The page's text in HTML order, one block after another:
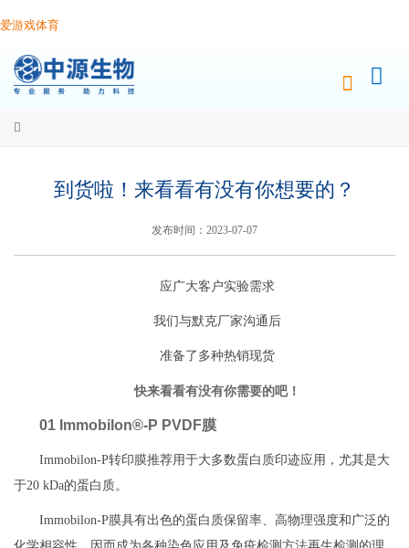
爱游戏体育
到货啦！来看看有没有你想要的？
发布时间：2023-07-07
应广大客户实验需求
我们与默克厂家沟通后
准备了多种热销现货
快来看看有没有你需要的吧！
01 Immobilon®-P PVDF膜
Immobilon-P转印膜推荐用于大多数蛋白质印迹应用，尤其是大
于20 kDa的蛋白质。
Immobilon-P膜具有出色的蛋白质保留率、高物理强度和广泛的